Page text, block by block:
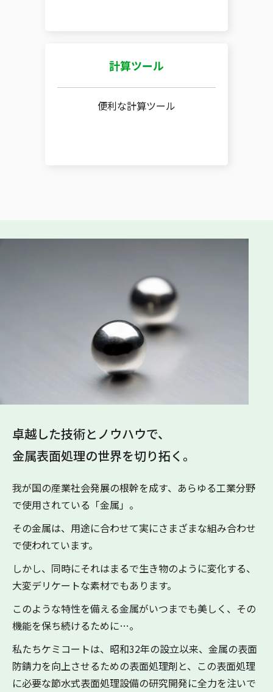
計算ツール
便利な計算ツール
卓越した技術とノウハウで、
金属表面処理の世界を切り拓く。
我が国の産業社会発展の根幹を成す、あらゆる工業分野
で使用されている「金属」。
その金属は、用途に合わせて実にさまざまな組み合わせ
で使われています。
しかし、同時にそれはまるで生き物のように変化する、
大変デリケートな素材でもあります。
このような特性を備える金属がいつまでも美しく、その
機能を保ち続けるために…。
私たちケミコートは、昭和32年の設立以来、金属の表面
防錆力を向上させるための表面処理剤と、 この表面処理
に必要な節水式表面処理設備の研究開発に全力を注いで